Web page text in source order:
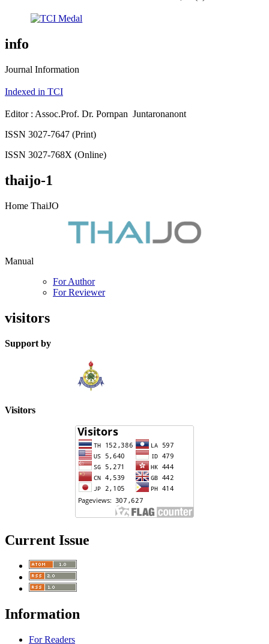
info
Journal Information
Indexed in TCI
Editor : Assoc.Prof. Dr. Pornpan Juntaronanont
ISSN 3027-7647 (Print)
ISSN 3027-768X (Online)
thaijo-1
Home ThaiJO
Manual
For Author
For Reviewer
visitors
Support by
Visitors
Current Issue
Information
For Readers